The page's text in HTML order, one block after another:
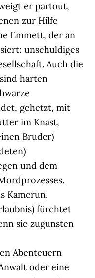
er partout,
zur Hilfe
Emmett, der an
unschuldiges
Auch die
harten
gehetzt, mit
im Knast,
Bruder)
und dem
Kamerun,
fürchtet
sie zugunsten
Abenteuern
oder eine